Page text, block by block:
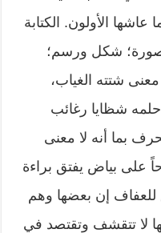
الأولون. الكتابة
شكل ورسم؛
شتته الغياب،
شظايا رغائب
بما أنه لا معنى
على بياض يفتق براءة
إن بعضها وهم
لا تتقشف وتقتصد في